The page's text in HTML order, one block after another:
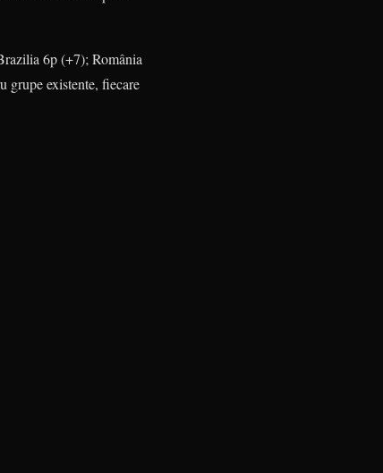
6p (+7); România
grupe exis­tente, fiecare